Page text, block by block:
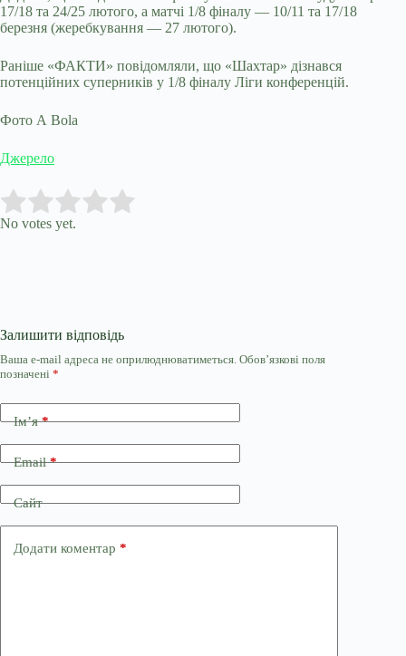
17/18 та 24/25 лютого, а матчі 1/8 фіналу — 10/11 та 17/18
березня (жеребкування — 27 лютого).
Раніше «ФАКТИ» повідомляли, що «Шахтар» дізнався
потенційних суперників у 1/8 фіналу Ліги конференцій.
Фото A Bola
Джерело
Rate this item:
No votes yet.
Залишити відповідь
Ваша e-mail адреса не оприлюднюватиметься. Обов’язкові поля
позначені *
Ім’я*
Email*
Сайт
Додати коментар *